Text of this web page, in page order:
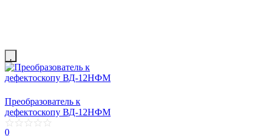
Преобразователь к
дефектоскопу ВД-12НФМ
0